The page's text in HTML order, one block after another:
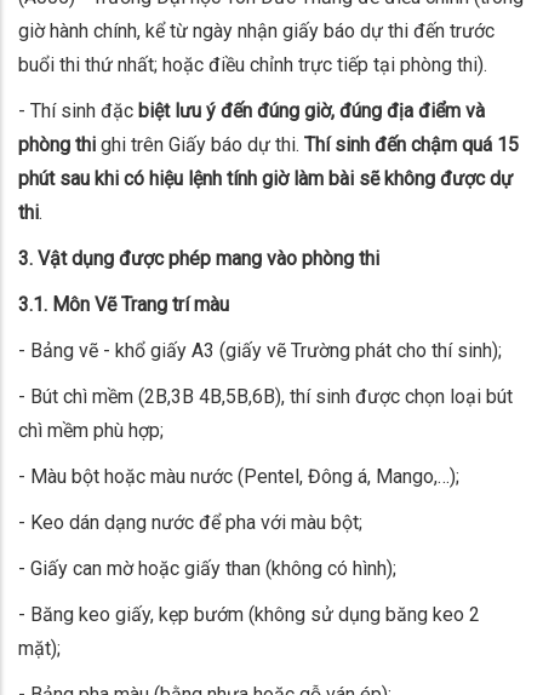
giờ hành chính, kể từ ngày nhận giấy báo dự thi đến trước
buổi thi thứ nhất; hoặc điều chỉnh trực tiếp tại phòng thi).
- Thí sinh đặc biệt lưu ý đến đúng giờ, đúng địa điểm và
phòng thi ghi trên Giấy báo dự thi. Thí sinh đến chậm quá 15
phút sau khi có hiệu lệnh tính giờ làm bài sẽ không được dự
thi.
3. Vật dụng được phép mang vào phòng thi
3.1. Môn Vẽ Trang trí màu
- Bảng vẽ - khổ giấy A3 (giấy vẽ Trường phát cho thí sinh);
- Bút chì mềm (2B,3B 4B,5B,6B), thí sinh được chọn loại bút
chì mềm phù hợp;
- Màu bột hoặc màu nước (Pentel, Đông á, Mango,…);
- Keo dán dạng nước để pha với màu bột;
- Giấy can mờ hoặc giấy than (không có hình);
- Băng keo giấy, kẹp bướm (không sử dụng băng keo 2
mặt);